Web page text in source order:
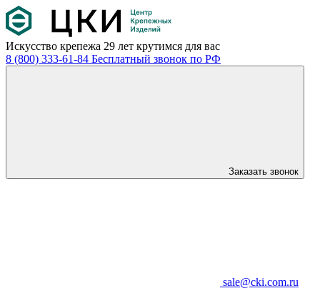
Искусство крепежа 29 лет крутимся для вас
8 (800) 333-61-84 Бесплатный звонок по РФ
Заказать звонок
sale@cki.com.ru